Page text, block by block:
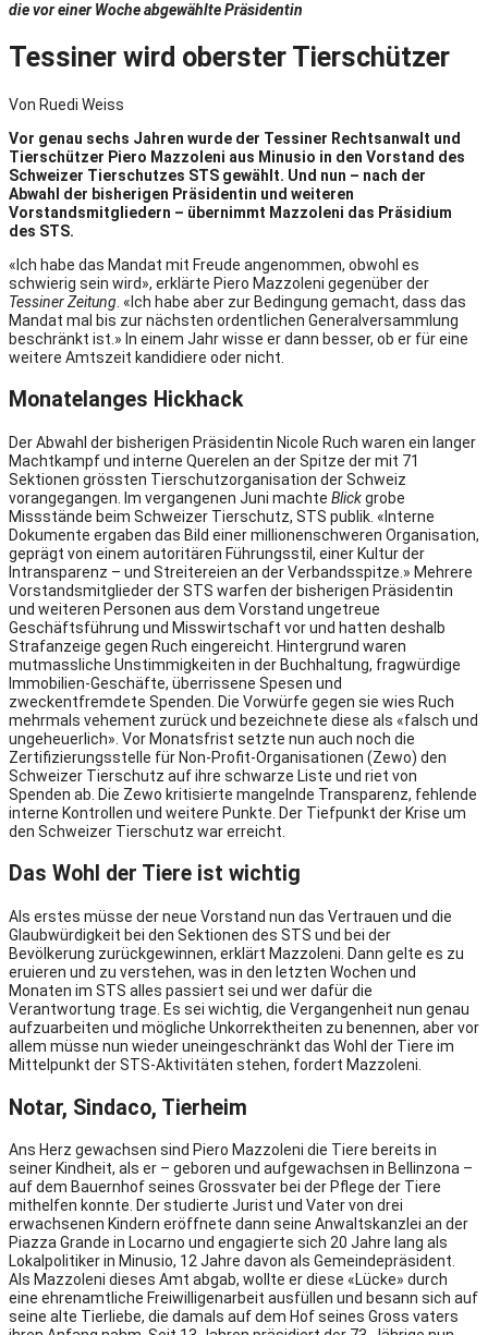
die vor einer Woche abgewählte Präsidentin
Tessiner wird oberster Tierschützer
Von Ruedi Weiss
Vor genau sechs Jahren wurde der Tessiner Rechtsanwalt und
Tierschützer Piero Mazzoleni aus Minusio in den Vorstand des
Schweizer Tierschutzes STS gewählt. Und nun – nach der
Abwahl der bisherigen Präsidentin und weiteren
Vorstandsmitgliedern – übernimmt Mazzoleni das Präsidium
des STS.
«Ich habe das Mandat mit Freude angenommen, obwohl es
schwierig sein wird», erklärte Piero Mazzoleni gegenüber der
Tessiner Zeitung . «Ich habe aber zur Bedingung gemacht, dass das
Mandat mal bis zur nächsten ordentlichen Generalversammlung
beschränkt ist.» In einem Jahr wisse er dann besser, ob er für eine
weitere Amtszeit kandidiere oder nicht.
Monatelanges Hickhack
Der Abwahl der bisherigen Präsidentin Nicole Ruch waren ein langer
Machtkampf und interne Querelen an der Spitze der mit 71
Sektionen grössten Tierschutzorganisation der Schweiz
vorangegangen. Im vergangenen Juni machte Blickgrobe
Missstände beim Schweizer Tierschutz, STS publik. «Interne
Dokumente ergaben das Bild einer millionenschweren Organisation,
geprägt von einem autoritären Führungsstil, einer Kultur der
Intransparenz – und Streitereien an der Verbandsspitze.» Mehrere
Vorstandsmitglieder der STS warfen der bisherigen Präsidentin
und weiteren Personen aus dem Vorstand ungetreue
Geschäftsführung und Misswirtschaft vor und hatten deshalb
Strafanzeige gegen Ruch eingereicht. Hintergrund waren
mutmassliche Unstimmigkeiten in der Buchhaltung, fragwürdige
Immobilien-Geschäfte, überrissene Spesen und
zweckentfremdete Spenden. Die Vorwürfe gegen sie wies Ruch
mehrmals vehement zurück und bezeichnete diese als «falsch und
ungeheuerlich». Vor Monatsfrist setzte nun auch noch die
Zertifizierungsstelle für Non-Profit-Organisationen (Zewo) den
Schweizer Tierschutz auf ihre schwarze Liste und riet von
Spenden ab. Die Zewo kritisierte mangelnde Transparenz, fehlende
interne Kontrollen und weitere Punkte. Der Tiefpunkt der Krise um
den Schweizer Tierschutz war erreicht.
Das Wohl der Tiere ist wichtig
Als erstes müsse der neue Vorstand nun das Vertrauen und die
Glaubwürdigkeit bei den Sektionen des STS und bei der
Bevölkerung zurückgewinnen, erklärt Mazzoleni. Dann gelte es zu
eruieren und zu verstehen, was in den letzten Wochen und
Monaten im STS alles passiert sei und wer dafür die
Verantwortung trage. Es sei wichtig, die Vergangenheit nun genau
aufzuarbeiten und mögliche Unkorrektheiten zu benennen, aber vor
allem müsse nun wieder uneingeschränkt das Wohl der Tiere im
Mittelpunkt der STS-Aktivitäten stehen, fordert Mazzoleni.
Notar, Sindaco, Tierheim
Ans Herz gewachsen sind Piero Mazzoleni die Tiere bereits in
seiner Kindheit, als er – geboren und aufgewachsen in Bellinzona –
auf dem Bauernhof seines Grossvater bei der Pflege der Tiere
mithelfen konnte. Der studierte Jurist und Vater von drei
erwachsenen Kindern eröffnete dann seine Anwaltskanzlei an der
Piazza Grande in Locarno und engagierte sich 20 Jahre lang als
Lokalpolitiker in Minusio, 12 Jahre davon als Gemeindepräsident.
Als Mazzoleni dieses Amt abgab, wollte er diese «Lücke» durch
eine ehrenamtliche Freiwilligenarbeit ausfüllen und besann sich auf
seine alte Tierliebe, die damals auf dem Hof seines Gross vaters